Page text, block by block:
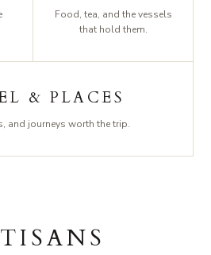
Food, tea, and the vessels
that hold them.
& PLACES
and journeys worth the trip.